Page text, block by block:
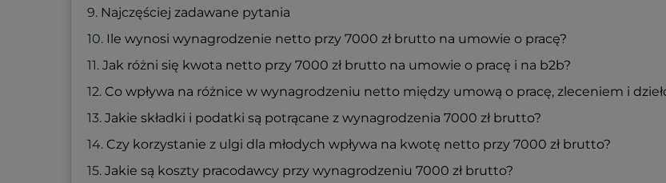
Najczęściej zadawane pytania
Ile wynosi wynagrodzenie netto przy 7000 zł brutto na umowie o pracę?
Jak różni się kwota netto przy 7000 zł brutto na umowie o pracę i na b2b?
Co wpływa na różnice w wynagrodzeniu netto między umową o pracę, zleceniem i
Jakie składki i podatki są potrącane z wynagrodzenia 7000 zł brutto?
Czy korzystanie z ulgi dla młodych wpływa na kwotę netto przy 7000 zł brutto?
Jakie są koszty pracodawcy przy wynagrodzeniu 7000 zł brutto?